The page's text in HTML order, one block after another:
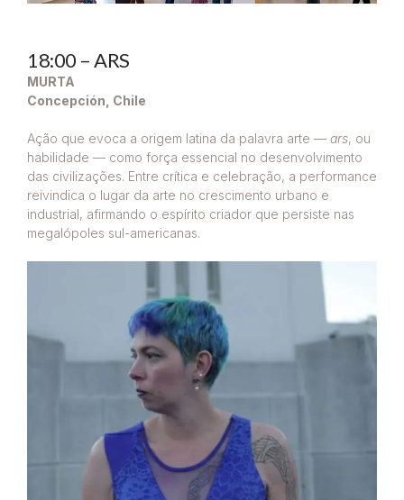
18:00 – ARS
MURTA
Concepción, Chile
Ação que evoca a origem latina da palavra arte — ars, ou
habilidade — como força essencial no desenvolvimento
das civilizações. Entre crítica e celebração, a performance
reivindica o lugar da arte no crescimento urbano e
industrial, afirmando o espírito criador que persiste nas
megalópoles sul-americanas.